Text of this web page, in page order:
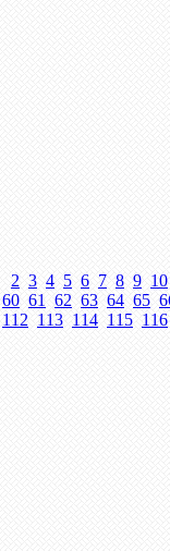
2 3 4 5 6 7 8 9 10
60 61 62 63 64 65
112 113 114 115 116